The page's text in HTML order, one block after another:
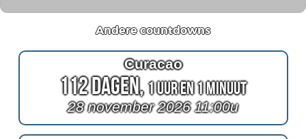
Andere countdowns
Curacao
112 Dagen,1 Uur en 1 Minuut
28 november 2026 11:00u